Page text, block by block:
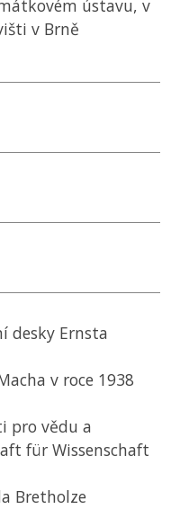
ústavu, v
v Brně
desky Ernsta
v roce 1938
pro vědu a
für Wissenschaft
Bretholze